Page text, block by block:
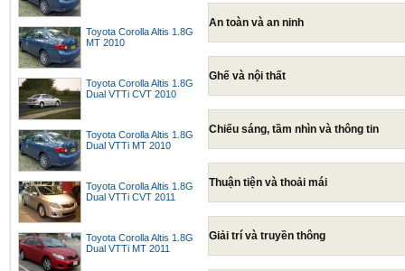
Toyota Corolla Altis 1.8G
MT 2010
Toyota Corolla Altis 1.8G
Dual VTTi CVT 2010
Toyota Corolla Altis 1.8G
Dual VTTi MT 2010
Toyota Corolla Altis 1.8G
Dual VTTi CVT 2011
Toyota Corolla Altis 1.8G
Dual VTTi MT 2011
An toàn và an ninh
Ghế và nội thất
Chiếu sáng, tầm nhìn và thông tin
Thuận tiện và thoải mái
Giải trí và truyền thông